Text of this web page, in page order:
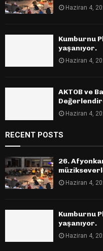
Haziran 4,
Kumburnu
yaşanıyor.
Haziran 4,
AKTOB ve
Haziran 4,
RECENT POSTS
26.
Haziran 4,
Kumburnu
yaşanıyor.
Haziran 4,